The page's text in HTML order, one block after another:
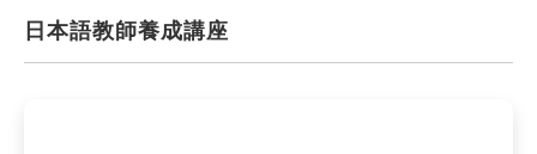
日本語教師養成講座